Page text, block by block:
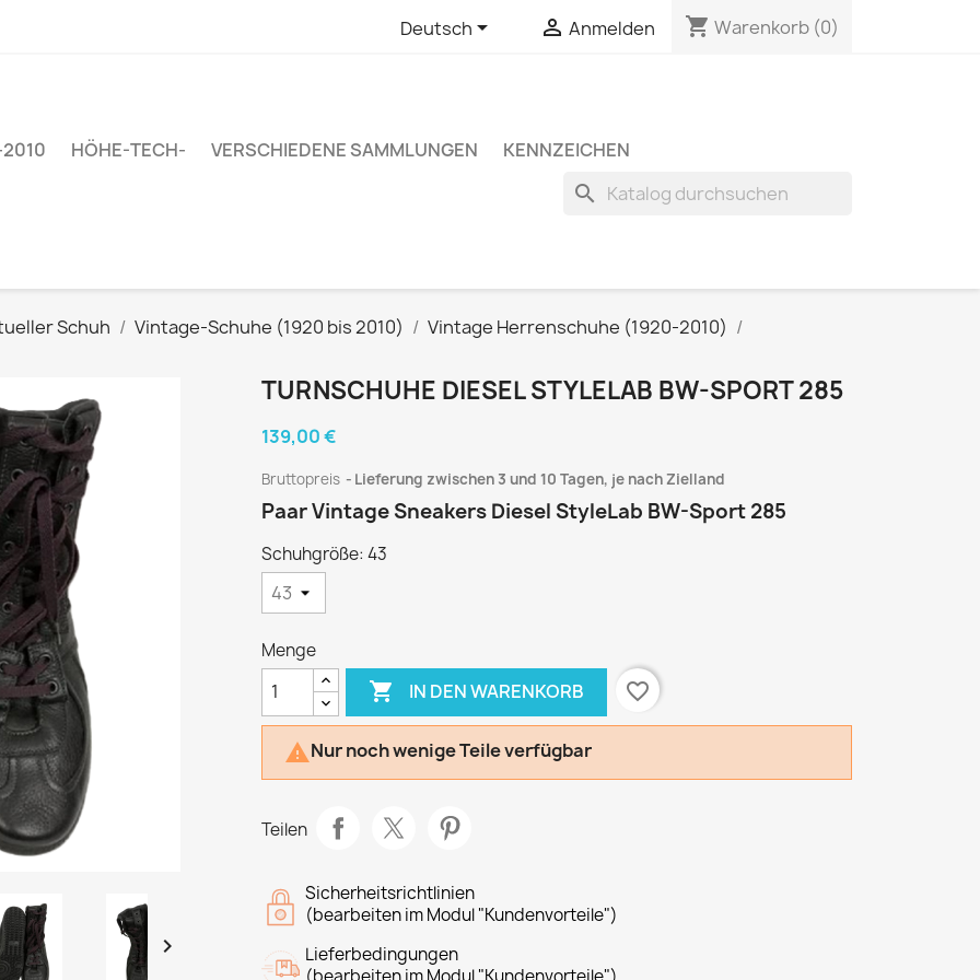
Deutsch  Anmelden shopping_cart Warenkorb (0)
HÖHE-TECH- VERSCHIEDENE SAMMLUNGEN KENNZEICHEN
search
Schuh Vintage-Schuhe (1920 bis 2010) Vintage Herrenschuhe (1920-2010)

TURNSCHUHE DIESEL STYLELAB BW-SPORT 285
139,00 €
Bruttopreis Lieferung zwischen 3 und 10 Tagen, je nach Zielland
Paar Vintage Sneakers Diesel StyleLab BW-Sport 285
Schuhgröße: 43
Menge
 IN DEN WARENKORB favorite_border
Nur noch wenige Teile verfügbar
Teilen
Sicherheitsrichtlinien
(bearbeiten im Modul "Kundenvorteile")
Lieferbedingungen